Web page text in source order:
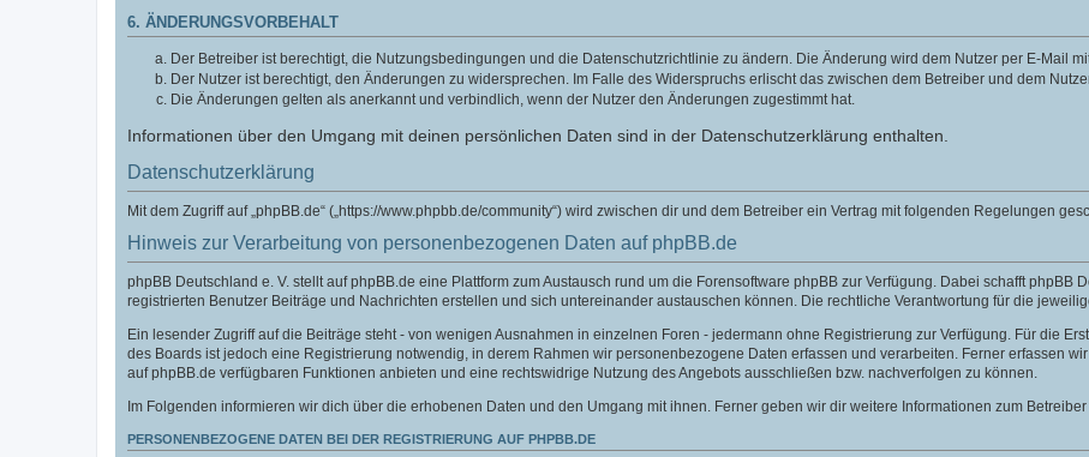
6. ÄNDERUNGSVORBEHALT
Der Betreiber ist berechtigt, die Nutzungsbedingungen und die Datenschutzrichtlinie zu ändern. Die Änderung wird dem Nutzer per E-Mail
Der Nutzer ist berechtigt, den Änderungen zu widersprechen. Im Falle des Widerspruchs erlischt das zwischen dem Betreiber und dem
Die Änderungen gelten als anerkannt und verbindlich, wenn der Nutzer den Änderungen zugestimmt hat.
Informationen über den Umgang mit deinen persönlichen Daten sind in der Datenschutzerklärung enthalten.
Datenschutzerklärung
Mit dem Zugriff auf „phpBB.de“ („https://www.phpbb.de/community“) wird zwischen dir und dem Betreiber ein Vertrag mit folgenden Regelungen
Hinweis zur Verarbeitung von personenbezogenen Daten auf phpBB.de
phpBB Deutschland e. V. stellt auf phpBB.de eine Plattform zum Austausch rund um die Forensoftware phpBB zur Verfügung. Dabei schafft phpBB
registrierten Benutzer Beiträge und Nachrichten erstellen und sich untereinander austauschen können. Die rechtliche Verantwortung für die
Ein lesender Zugriff auf die Beiträge steht - von wenigen Ausnahmen in einzelnen Foren - jedermann ohne Registrierung zur Verfügung. Für die
des Boards ist jedoch eine Registrierung notwendig, in derem Rahmen wir personenbezogene Daten erfassen und verarbeiten. Ferner erfassen
auf phpBB.de verfügbaren Funktionen anbieten und eine rechtswidrige Nutzung des Angebots ausschließen bzw. nachverfolgen zu können.
Im Folgenden informieren wir dich über die erhobenen Daten und den Umgang mit ihnen. Ferner geben wir dir weitere Informationen zum
PERSONENBEZOGENE DATEN BEI DER REGISTRIERUNG AUF PHPBB.DE